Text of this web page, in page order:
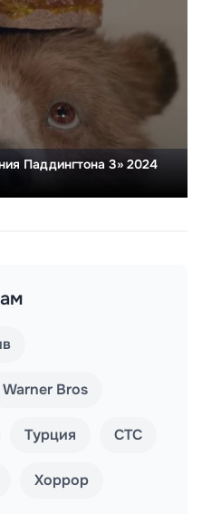
Паддингтона 3» 2024
Warner Bros
Турция СТС
Хоррор